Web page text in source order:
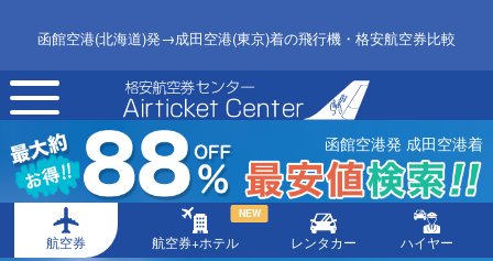
函館空港(北海道)発→成田空港(東京)着の飛行機・格安航空券比較
toggle
navigation
函館空港発 成田空港着
航空券 航空券+ホテル
NEW
レンタカー ハイヤー